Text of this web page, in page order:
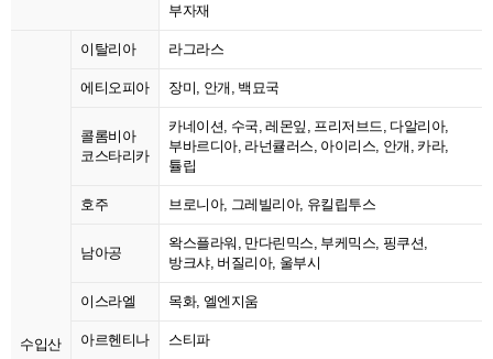
부자재
수입산
이탈리아 라그라스
에티오피아 장미, 안개, 백묘국
콜롬비아
코스타리카
카네이션, 수국, 레몬잎, 프리저브드, 다알리아,
부바르디아, 라넌큘러스, 아이리스, 안개, 카라,
튤립
호주 브로니아, 그레빌리아, 유킬립투스
남아공
왁스플라워, 만다린믹스, 부케믹스, 핑쿠션,
방크샤, 버질리아, 울부시
이스라엘 목화, 엘엔지움
아르헨티나 스티파